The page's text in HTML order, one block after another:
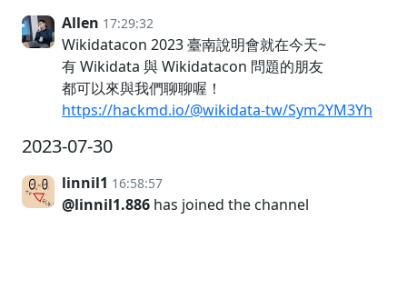
Allen 17:29:32
Wikidatacon 2023 臺南說明會就在今天~
有 Wikidata 與 Wikidatacon 問題的朋友
都可以來與我們聊聊喔！
https://hackmd.io/@wikidata-tw/Sym2YM3Yh
2023-07-30
linnil1 16:58:57
@linnil1.886 has joined the channel